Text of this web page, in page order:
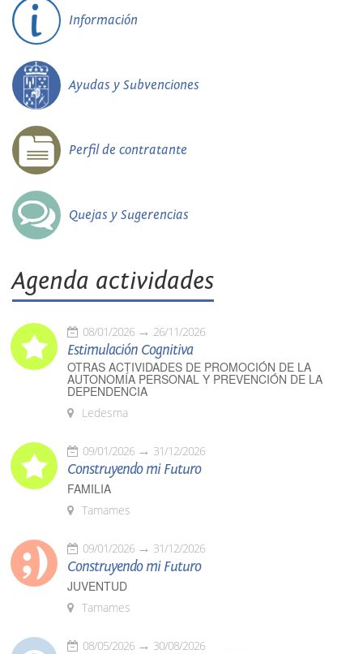
Información
Ayudas y Subvenciones
Perfil de contratante
Quejas y Sugerencias
Agenda actividades
08/01/2026 26/11/2026
Estimulación Cognitiva
OTRAS ACTIVIDADES DE PROMOCIÓN DE LA
AUTONOMÍA PERSONAL Y PREVENCIÓN DE LA
DEPENDENCIA
Ledesma
09/01/2026 31/12/2026
Construyendo mi Futuro
FAMILIA
Tamames
09/01/2026 31/12/2026
Construyendo mi Futuro
JUVENTUD
Tamames
08/05/2026 30/08/2026